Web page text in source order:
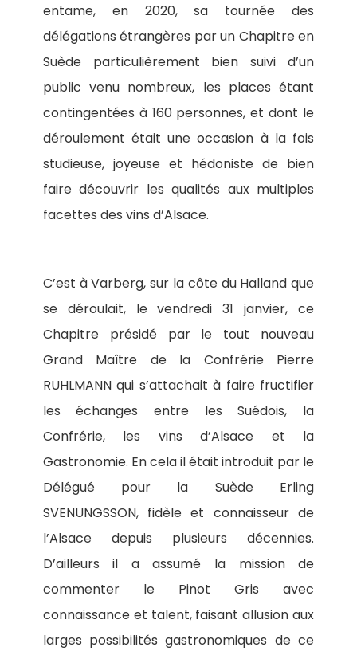
entame, en 2020, sa tournée des
délégations étrangères par un Chapitre en
Suède particulièrement bien suivi d’un
public venu nombreux, les places étant
contingentées à 160 personnes, et dont le
déroulement était une occasion à la fois
studieuse, joyeuse et hédoniste de bien
faire découvrir les qualités aux multiples
facettes des vins d’Alsace.
C’est à Varberg, sur la côte du Halland que
se déroulait, le vendredi 31 janvier, ce
Chapitre présidé par le tout nouveau
Grand Maître de la Confrérie Pierre
RUHLMANN qui s’attachait à faire fructifier
les échanges entre les Suédois, la
Confrérie, les vins d’Alsace et la
Gastronomie. En cela il était introduit par le
Délégué pour la Suède Erling
SVENUNGSSON, fidèle et connaisseur de
l’Alsace depuis plusieurs décennies.
D’ailleurs il a assumé la mission de
commenter le Pinot Gris avec
connaissance et talent, faisant allusion aux
larges possibilités gastronomiques de ce